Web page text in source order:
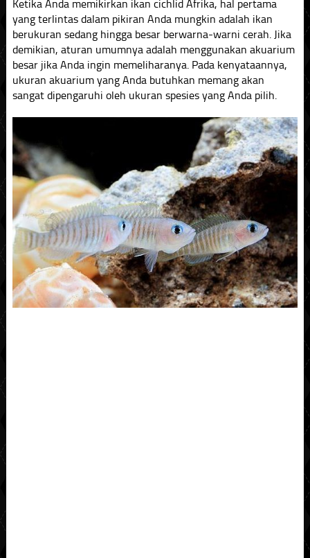
Ketika Anda memikirkan ikan cichlid Afrika, hal pertama
yang terlintas dalam pikiran Anda mungkin adalah ikan
berukuran sedang hingga besar berwarna-warni cerah. Jika
demikian, aturan umumnya adalah menggunakan akuarium
besar jika Anda ingin memeliharanya. Pada kenyataannya,
ukuran akuarium yang Anda butuhkan memang akan
sangat dipengaruhi oleh ukuran spesies yang Anda pilih.